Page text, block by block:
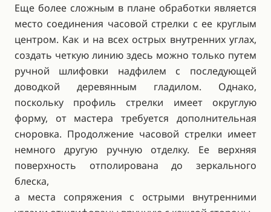
Еще более сложным в плане обработки является
место соединения часовой стрелки с ее круглым
центром. Как и на всех острых внутренних углах,
создать четкую линию здесь можно только путем
ручной шлифовки надфилем с последующей
доводкой деревянным гладилом. Однако,
поскольку профиль стрелки имеет округлую
форму, от мастера требуется дополнительная
сноровка. Продолжение часовой стрелки имеет
немного другую ручную отделку. Ее верхняя
поверхность отполирована до зеркального
блеска,
а места сопряжения с острыми внутренними